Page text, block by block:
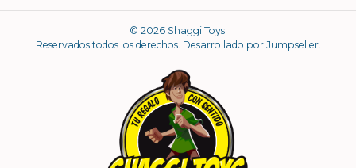
© 2026 Shaggi Toys.
Reservados todos los derechos. Desarrollado por Jumpseller.